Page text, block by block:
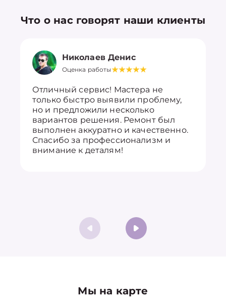
Что о нас говорят наши клиенты
Николаев Денис
Оценка работы
Отличный сервис! Мастера не
только быстро выявили проблему,
но и предложили несколько
вариантов решения. Ремонт был
выполнен аккуратно и качественно.
Спасибо за профессионализм и
внимание к деталям!
Мы на карте